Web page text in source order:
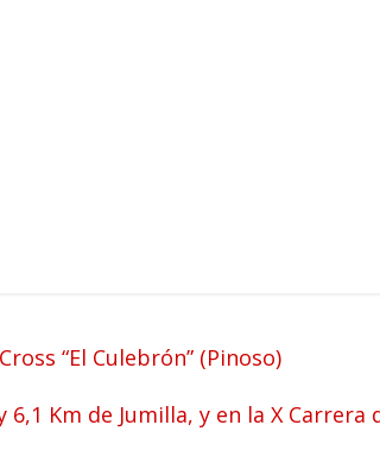
“El Culebrón” (Pinoso)
Km de Jumilla, y en la X Carrera